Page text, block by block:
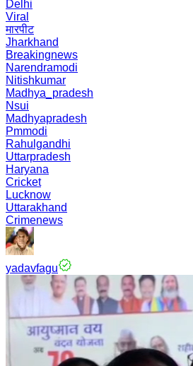
Delhi
Viral
मारपीट
Jharkhand
Breakingnews
Narendramodi
Nitishkumar
Madhya_pradesh
Nsui
Madhyapradesh
Pmmodi
Rahulgandhi
Uttarpradesh
Haryana
Cricket
Lucknow
Uttarakhand
Crimenews
yadavfagu